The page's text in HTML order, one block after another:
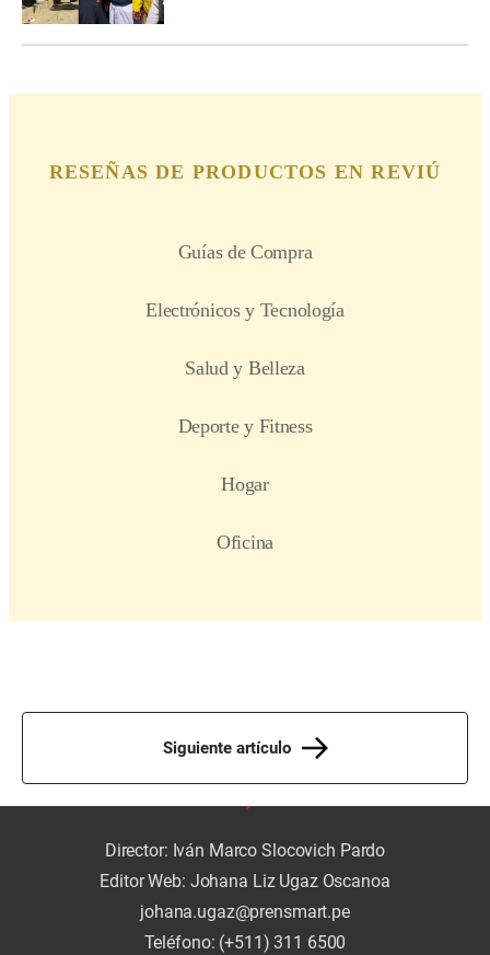
Siguiente artículo
Director: Iván Marco Slocovich Pardo
Editor Web: Johana Liz Ugaz Oscanoa
johana.ugaz@prensmart.pe
Teléfono: (+511) 311 6500